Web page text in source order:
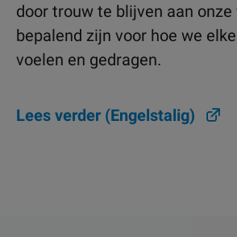
door trouw te blijven aan onze
bepalend zijn voor hoe we
voelen en gedragen.
Lees verder (Engelstalig)